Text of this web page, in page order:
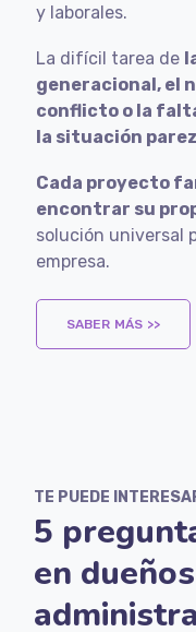
y laborales.
La difícil tarea de
generacional, el
conflicto o la
la situación
Cada proyecto
encontrar su
solución universal
empresa.
SABER MÁS >>
TE PUEDE
5
en dueños